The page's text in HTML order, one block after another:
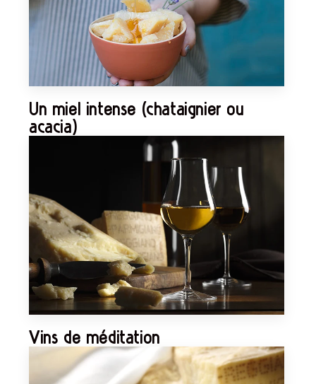
Un miel intense (châtaignier ou
acacia)
Vins de méditation